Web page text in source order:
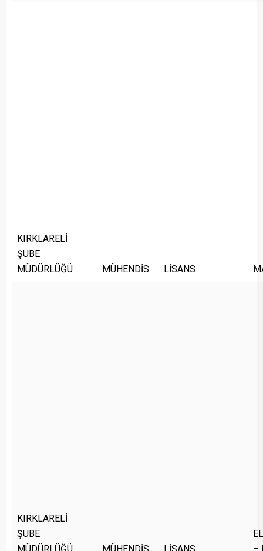
KIRKLARELİ
ŞUBE
MÜDÜRLÜĞÜ
MÜHENDİS LİSANS
KIRKLARELİ
ŞUBE
MÜDÜRLÜĞÜ
MÜHENDİS LİSANS
–